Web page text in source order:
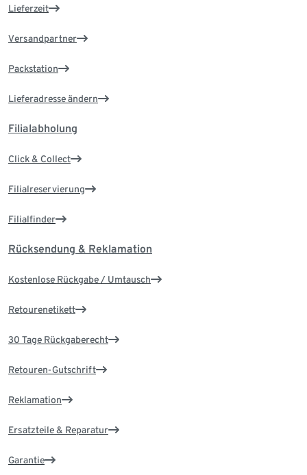
Lieferzeit
Versandpartner
Packstation
Lieferadresse ändern
Filialabholung
Click & Collect
Filialreservierung
Filialfinder
Rücksendung & Reklamation
Kostenlose Rückgabe / Umtausch
Retourenetikett
30 Tage Rückgaberecht
Retouren-Gutschrift
Reklamation
Ersatzteile & Reparatur
Garantie